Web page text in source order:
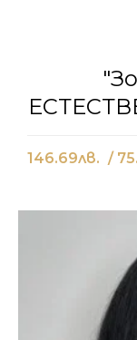
146.69лв. /